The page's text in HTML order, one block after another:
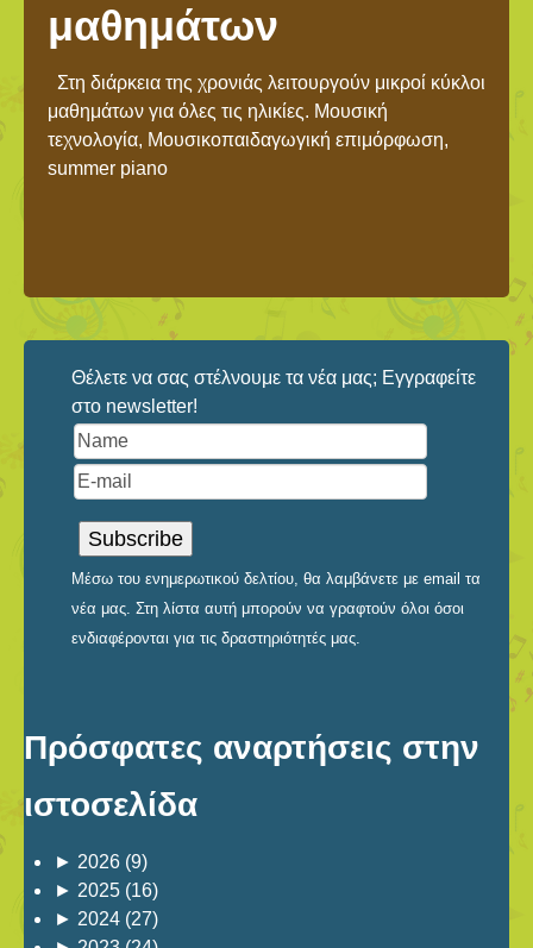
μαθημάτων
Στη διάρκεια της χρονιάς λειτουργούν μικροί κύκλοι
μαθημάτων για όλες τις ηλικίες. Μουσική
τεχνολογία, Μουσικοπαιδαγωγική επιμόρφωση,
summer piano
Θέλετε να σας στέλνουμε τα νέα μας; Εγγραφείτε
στο newsletter!
Μέσω του ενημερωτικού δελτίου, θα λαμβάνετε με email τα
νέα μας. Στη λίστα αυτή μπορούν να γραφτούν όλοι όσοι
ενδιαφέρονται για τις δραστηριότητές μας.
Πρόσφατες αναρτήσεις στην
ιστοσελίδα
► 2026 (9)
► 2025 (16)
► 2024 (27)